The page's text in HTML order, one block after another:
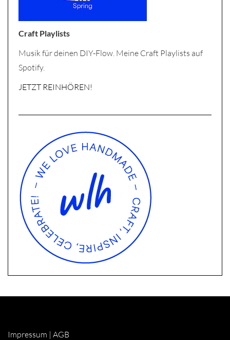
Craft Playlists
Musik für deinen DIY-Flow. Meine Craft Playlists auf
Spotify.
JETZT REINHÖREN!
Impressum | AGB